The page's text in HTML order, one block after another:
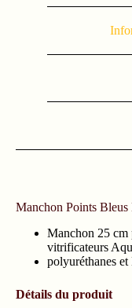
Manchon Points
Manchon 25 cm
vitrificateurs
polyuréthanes
Détails du produit